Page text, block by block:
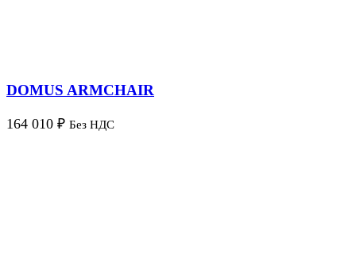
DOMUS ARMCHAIR
164 010 ₽ Без НДС